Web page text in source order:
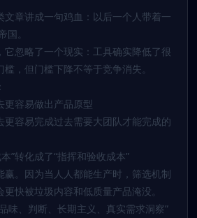
文章讲成一句鸡血：以后一个人带着一
。
它忽略了一个现实：工具确实降低了很
，但门槛下降不等于竞争消失。
更容易做出产品原型
更容易完成过去需要大团队才能完成的
”转化成了“指挥和验收成本”
赢。因为当人人都能生产时，筛选机制
快被垃圾内容和低质量产品淹没。
味、判断、长期主义、真实需求洞察”